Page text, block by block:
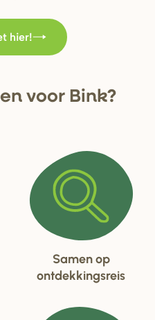
hier!
voorBink?
Samen op
ontdekkingsreis